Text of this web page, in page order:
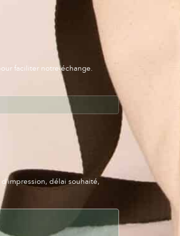
faciliter notre échange.
délai souhaité,